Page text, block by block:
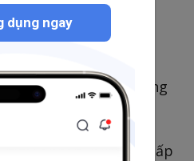
đã làm thay đổi công
, giúp cung cấp
dụng ngay